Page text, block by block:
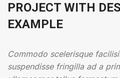
PROJECT WITH
EXAMPLE
Commodo scelerisque
suspendisse fringilla ad a